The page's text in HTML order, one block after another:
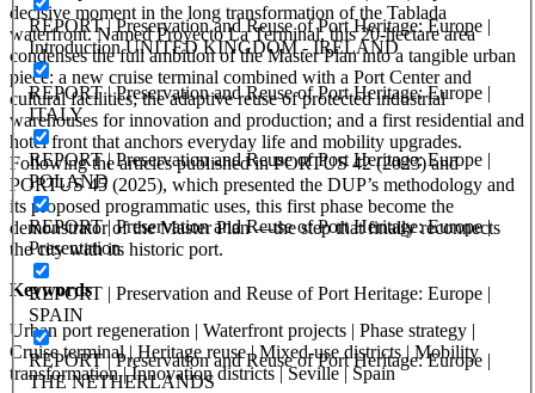
REPORT | Preservation and Reuse of Port Heritage: Europe |
Introduction UNITED KINGDOM - IRELAND
REPORT | Preservation and Reuse of Port Heritage: Europe |
ITALY
REPORT | Preservation and Reuse of Port Heritage: Europe |
POLAND
REPORT | Preservation and Reuse of Port Heritage: Europe |
Presentation
REPORT | Preservation and Reuse of Port Heritage: Europe |
SPAIN
REPORT | Preservation and Reuse of Port Heritage: Europe |
THE NETHERLANDS
decisive moment in the long transformation of the Tablada
waterfront. Named Proyecto La Terminal, this 20-hectare area
condenses the full ambition of the Master Plan into a tangible urban
piece: a new cruise terminal combined with a Port Center and
cultural facilities; the adaptive reuse of protected industrial
warehouses for innovation and production; and a first residential and
hotel front that anchors everyday life and mobility upgrades.
Following the articles published in PORTUS 42 (2023) and
PORTUS 45 (2025), which presented the DUP’s methodology and
its proposed programmatic uses, this first phase become the
demonstrator of the Master Plan —the step that finally reconnects
the city with its historic port.
Keywords
Urban port regeneration | Waterfront projects | Phase strategy |
Cruise terminal | Heritage reuse | Mixed-use districts | Mobility
transformation | Innovation districts | Seville | Spain